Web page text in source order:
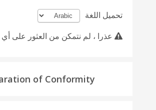
تحميل اللغة
عذرا ، لم نتمكن من العثور على أي
of Conformity